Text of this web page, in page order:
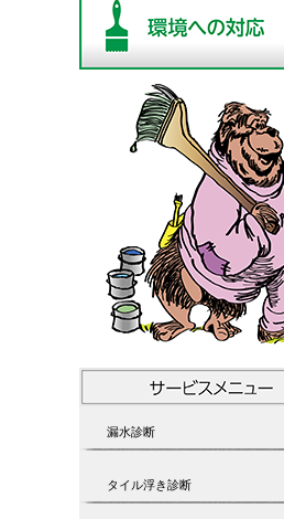
漏水診断
タイル浮き診断